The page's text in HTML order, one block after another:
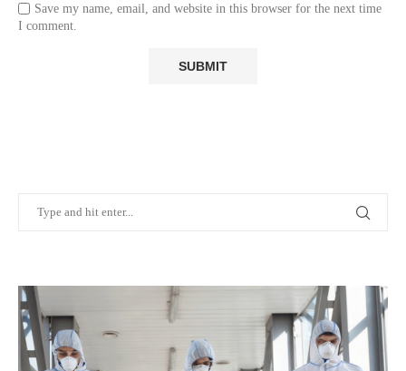
Save my name, email, and website in this browser for the next time
I comment.